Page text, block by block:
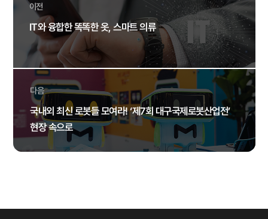
이전
IT와 융합한 똑똑한 옷, 스마트 의류
다음
국내외 최신 로봇들 모여라! ‘제7회 대구국제로봇산업전’
현장 속으로